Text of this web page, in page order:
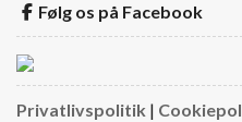
Følg os på Facebook
Privatlivspolitik |